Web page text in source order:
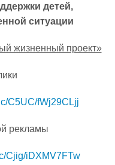
детей,
ситуации
жизненный проект»
C5UC/fWj29CLjj
рекламы
Cjig/iDXMV7FTw